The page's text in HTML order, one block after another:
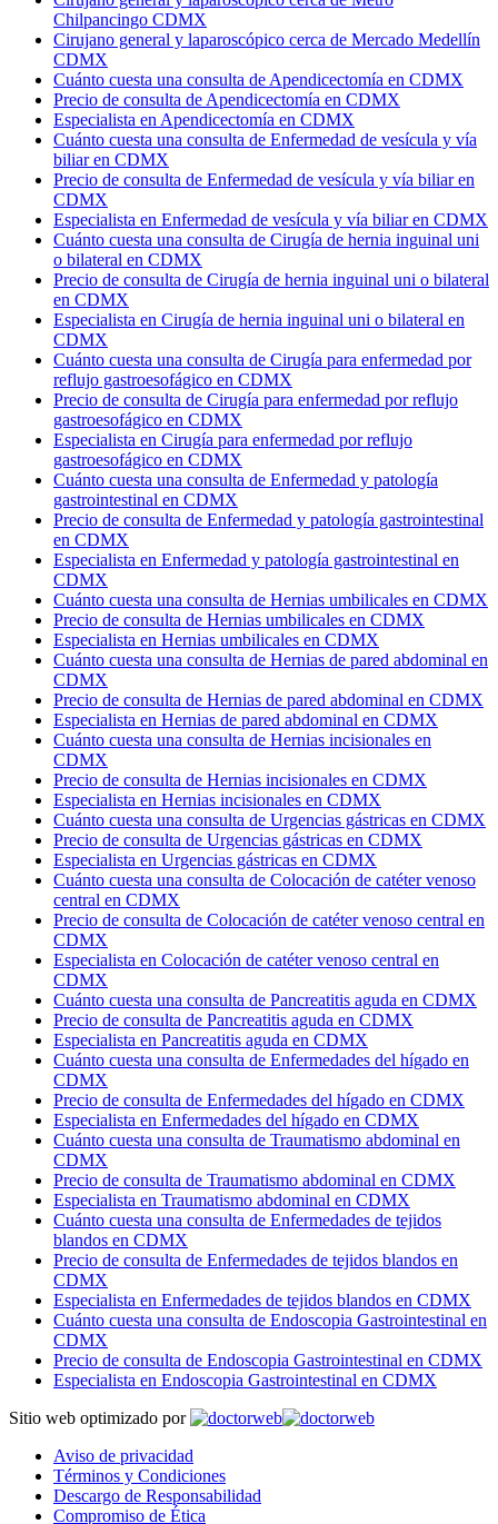
Chilpancingo CDMX
Cirujano general y laparoscópico cerca de Mercado Medellín
CDMX
Cuánto cuesta una consulta de Apendicectomía en CDMX
Precio de consulta de Apendicectomía en CDMX
Especialista en Apendicectomía en CDMX
Cuánto cuesta una consulta de Enfermedad de vesícula y vía
biliar en CDMX
Precio de consulta de Enfermedad de vesícula y vía biliar en
CDMX
Especialista en Enfermedad de vesícula y vía biliar en CDMX
Cuánto cuesta una consulta de Cirugía de hernia inguinal uni
o bilateral en CDMX
Precio de consulta de Cirugía de hernia inguinal uni o bilateral
en CDMX
Especialista en Cirugía de hernia inguinal uni o bilateral en
CDMX
Cuánto cuesta una consulta de Cirugía para enfermedad por
reflujo gastroesofágico en CDMX
Precio de consulta de Cirugía para enfermedad por reflujo
gastroesofágico en CDMX
Especialista en Cirugía para enfermedad por reflujo
gastroesofágico en CDMX
Cuánto cuesta una consulta de Enfermedad y patología
gastrointestinal en CDMX
Precio de consulta de Enfermedad y patología gastrointestinal
en CDMX
Especialista en Enfermedad y patología gastrointestinal en
CDMX
Cuánto cuesta una consulta de Hernias umbilicales en CDMX
Precio de consulta de Hernias umbilicales en CDMX
Especialista en Hernias umbilicales en CDMX
Cuánto cuesta una consulta de Hernias de pared abdominal en
CDMX
Precio de consulta de Hernias de pared abdominal en CDMX
Especialista en Hernias de pared abdominal en CDMX
Cuánto cuesta una consulta de Hernias incisionales en
CDMX
Precio de consulta de Hernias incisionales en CDMX
Especialista en Hernias incisionales en CDMX
Cuánto cuesta una consulta de Urgencias gástricas en CDMX
Precio de consulta de Urgencias gástricas en CDMX
Especialista en Urgencias gástricas en CDMX
Cuánto cuesta una consulta de Colocación de catéter venoso
central en CDMX
Precio de consulta de Colocación de catéter venoso central en
CDMX
Especialista en Colocación de catéter venoso central en
CDMX
Cuánto cuesta una consulta de Pancreatitis aguda en CDMX
Precio de consulta de Pancreatitis aguda en CDMX
Especialista en Pancreatitis aguda en CDMX
Cuánto cuesta una consulta de Enfermedades del hígado en
CDMX
Precio de consulta de Enfermedades del hígado en CDMX
Especialista en Enfermedades del hígado en CDMX
Cuánto cuesta una consulta de Traumatismo abdominal en
CDMX
Precio de consulta de Traumatismo abdominal en CDMX
Especialista en Traumatismo abdominal en CDMX
Cuánto cuesta una consulta de Enfermedades de tejidos
blandos en CDMX
Precio de consulta de Enfermedades de tejidos blandos en
CDMX
Especialista en Enfermedades de tejidos blandos en CDMX
Cuánto cuesta una consulta de Endoscopia Gastrointestinal en
CDMX
Precio de consulta de Endoscopia Gastrointestinal en CDMX
Especialista en Endoscopia Gastrointestinal en CDMX
Sitio web optimizado por
Aviso de privacidad
Términos y Condiciones
Descargo de Responsabilidad
Compromiso de Ética